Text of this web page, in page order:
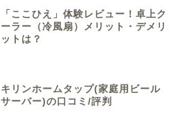
「ここひえ」体験レビュー！卓上ク
ーラー（冷風扇）メリット・デメリ
ットは？
キリンホームタップ(家庭用ビール
サーバー)の口コミ/評判